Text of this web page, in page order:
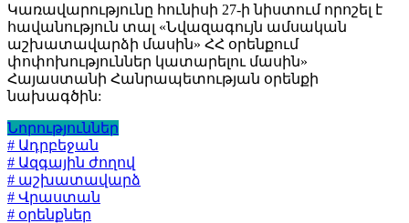
Կառավարությունը հունիսի 27-ի նիստում որոշել է
հավանություն տալ «Նվազագույն ամսական
աշխատավարձի մասին» ՀՀ օրենքում
փոփոխություններ կատարելու մասին»
Հայաստանի Հանրապետության օրենքի
նախագծին:
Նորություններ
# Ադրբեջան
# Ազգային ժողով
# աշխատավարձ
# Վրաստան
# օրենքներ